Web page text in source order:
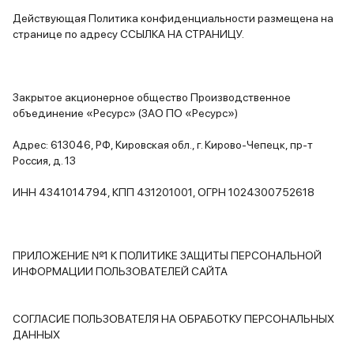
Действующая Политика конфиденциальности размещена на
странице по адресу ССЫЛКА НА СТРАНИЦУ.
Закрытое акционерное общество Производственное
объединение «Ресурс» (ЗАО ПО «Ресурс»)
Адрес: 613046, РФ, Кировская обл., г. Кирово-Чепецк, пр-т
Россия, д. 13
ИНН 4341014794, КПП 431201001, ОГРН 1024300752618
ПРИЛОЖЕНИЕ №1 К ПОЛИТИКЕ ЗАЩИТЫ ПЕРСОНАЛЬНОЙ
ИНФОРМАЦИИ ПОЛЬЗОВАТЕЛЕЙ САЙТА
СОГЛАСИЕ ПОЛЬЗОВАТЕЛЯ НА ОБРАБОТКУ ПЕРСОНАЛЬНЫХ
ДАННЫХ